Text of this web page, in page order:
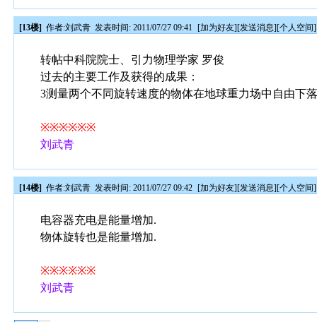
[13楼] 作者:刘武青 发表时间: 2011/07/27 09:41 [加为好友][发送消息][个人空间]
转帖中科院院士、引力物理学家 罗俊
过去的主要工作及获得的成果：
3测量两个不同旋转速度的物体在地球重力场中自由下
※※※※※※
刘武青
[14楼] 作者:刘武青 发表时间: 2011/07/27 09:42 [加为好友][发送消息][个人空间]
电容器充电是能量增加.
物体旋转也是能量增加.
※※※※※※
刘武青